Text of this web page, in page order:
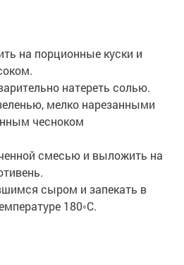
на порционные куски и
натереть солью.
мелко нарезанными
чесноком
смесью и выложить на
сыром и запекать в
180◦С.